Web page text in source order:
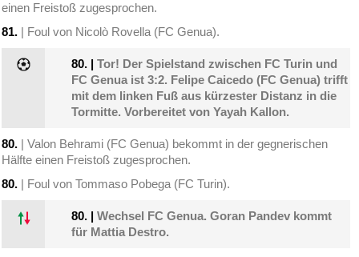
einen Freistoß zugesprochen.
81. | Foul von Nicolò Rovella (FC Genua).
80. |Tor! Der Spielstand zwischen FC Turin und
FC Genua ist 3:2. Felipe Caicedo (FC Genua) trifft
mit dem linken Fuß aus kürzester Distanz in die
Tormitte. Vorbereitet von Yayah Kallon.
80. | Valon Behrami (FC Genua) bekommt in der gegnerischen
Hälfte einen Freistoß zugesprochen.
80. | Foul von Tommaso Pobega (FC Turin).
80. |Wechsel FC Genua. Goran Pandev kommt
für Mattia Destro.